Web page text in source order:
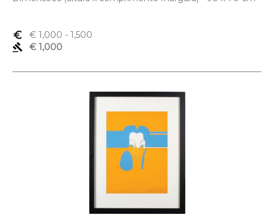
euro_symbol € 1,000 - 1,500
gavel
€ 1,000